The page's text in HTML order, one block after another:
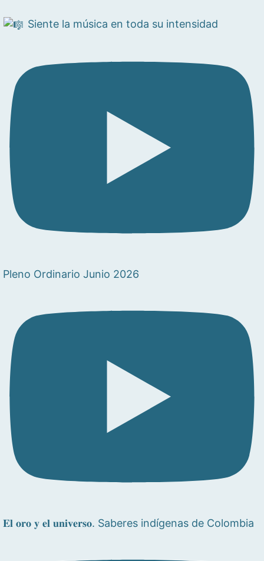
Siente la música en toda su intensidad
Pleno Ordinario Junio 2026
𝐄𝐥 𝐨𝐫𝐨 𝐲 𝐞𝐥 𝐮𝐧𝐢𝐯𝐞𝐫𝐬𝐨. Saberes indígenas de Colombia